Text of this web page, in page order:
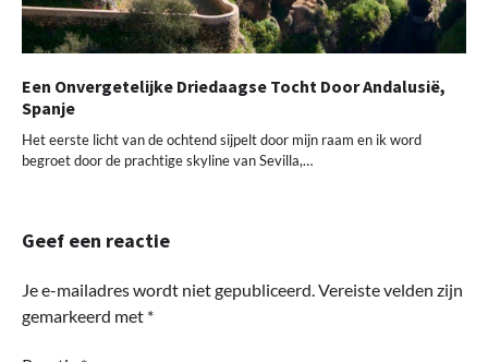
Een Onvergetelijke Driedaagse Tocht Door Andalusië,
Spanje
Het eerste licht van de ochtend sijpelt door mijn raam en ik word
begroet door de prachtige skyline van Sevilla,…
Geef een reactie
Je e-mailadres wordt niet gepubliceerd. Vereiste velden zijn
gemarkeerd met *